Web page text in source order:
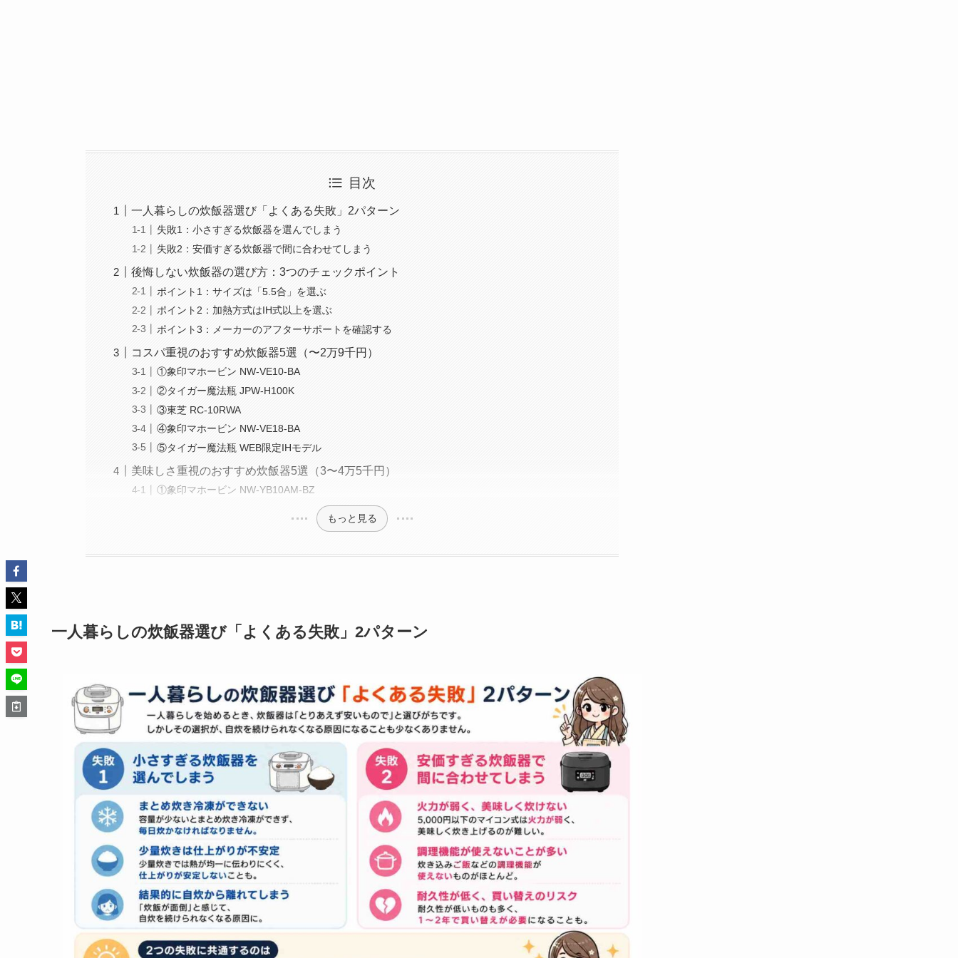
目次
一人暮らしの炊飯器選び「よくある失敗」2パターン
失敗1：小さすぎる炊飯器を選んでしまう
失敗2：安価すぎる炊飯器で間に合わせてしまう
後悔しない炊飯器の選び方：3つのチェックポイント
ポイント1：サイズは「5.5合」を選ぶ
ポイント2：加熱方式はIH式以上を選ぶ
ポイント3：メーカーのアフターサポートを確認する
コスパ重視のおすすめ炊飯器5選（〜2万9千円）
①象印マホービン NW-VE10-BA
②タイガー魔法瓶 JPW-H100K
③東芝 RC-10RWA
④象印マホービン NW-VE18-BA
⑤タイガー魔法瓶 WEB限定IHモデル
美味しさ重視のおすすめ炊飯器5選（3〜4万5千円）
①象印マホービン NW-YB10AM-BZ
もっと見る
一人暮らしの炊飯器選び「よくある失敗」2パターン